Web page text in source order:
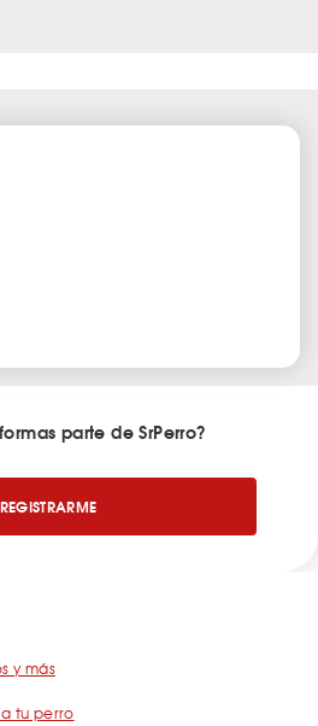
parte de SrPerro?
REGISTRARME
y más
tu perro